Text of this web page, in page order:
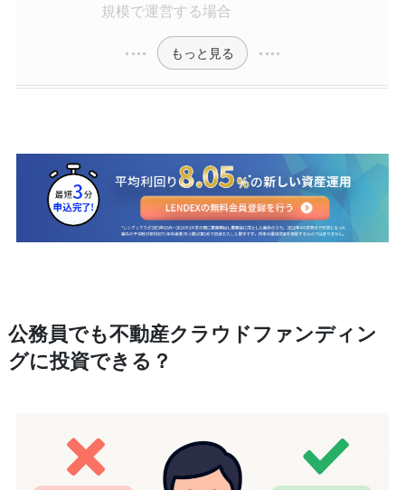
規模で運営する場合
もっと見る
公務員でも不動産クラウドファンディン
グに投資できる？